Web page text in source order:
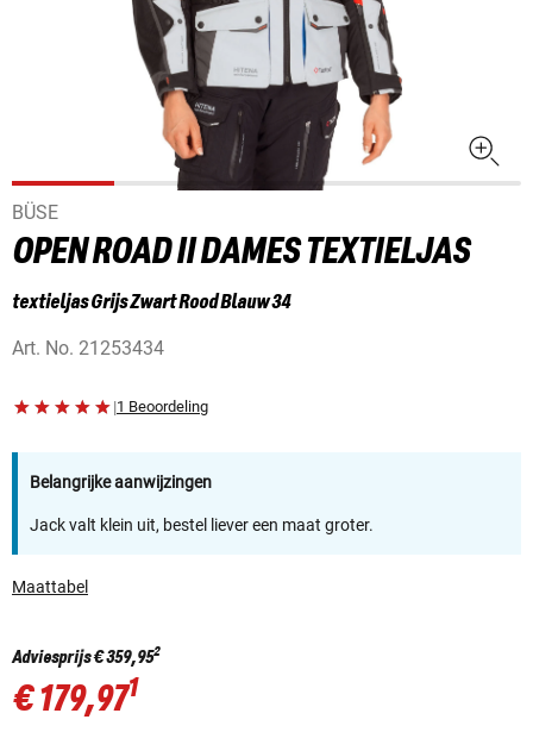
BÜSE
OPEN ROAD II DAMES TEXTIELJAS
textieljas Grijs Zwart Rood Blauw 34
Art. No. 21253434
|1 Beoordeling
Belangrijke aanwijzingen
Jack valt klein uit, bestel liever een maat groter.
Maattabel
Adviesprijs€ 359,952
€ 179,971